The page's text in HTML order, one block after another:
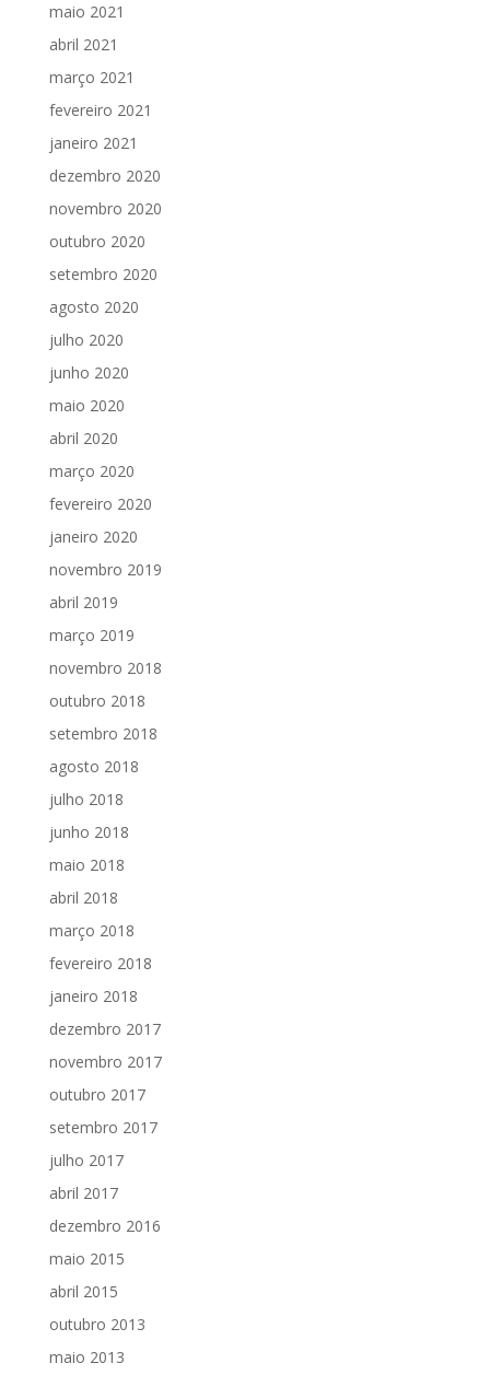
maio 2021
abril 2021
março 2021
fevereiro 2021
janeiro 2021
dezembro 2020
novembro 2020
outubro 2020
setembro 2020
agosto 2020
julho 2020
junho 2020
maio 2020
abril 2020
março 2020
fevereiro 2020
janeiro 2020
novembro 2019
abril 2019
março 2019
novembro 2018
outubro 2018
setembro 2018
agosto 2018
julho 2018
junho 2018
maio 2018
abril 2018
março 2018
fevereiro 2018
janeiro 2018
dezembro 2017
novembro 2017
outubro 2017
setembro 2017
julho 2017
abril 2017
dezembro 2016
maio 2015
abril 2015
outubro 2013
maio 2013